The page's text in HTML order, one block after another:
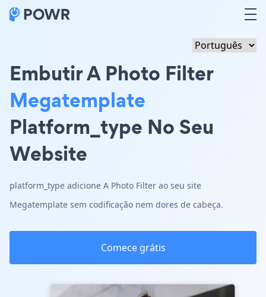
Embutir A Photo Filter
Megatemplate
Platform_type No Seu
Website
platform_type adicione A Photo Filter ao seu site
Megatemplate sem codificação nem dores de cabeça.
Comece grátis